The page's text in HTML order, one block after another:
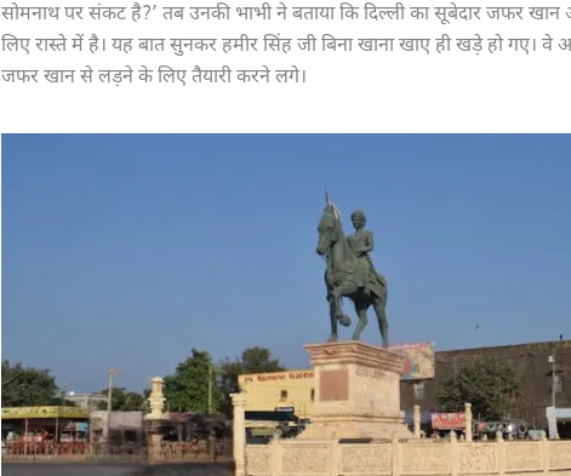
सोमनाथ पर संकट है?’ तब उनकी भाभी ने बताया कि दिल्ली का सूबेदार जफर
लिए रास्ते में है। यह बात सुनकर हमीर सिंह जी बिना खाना खाए ही खड़े हो गए।
जफर खान से लड़ने के लिए तैयारी करने लगे।